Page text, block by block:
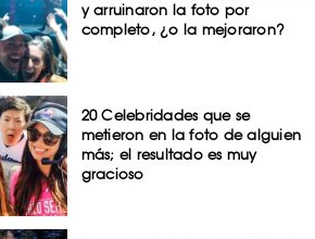
y arruinaron la foto por
completo, ¿o la mejoraron?
20 Celebridades que se
metieron en la foto de alguien
más; el resultado es muy
gracioso